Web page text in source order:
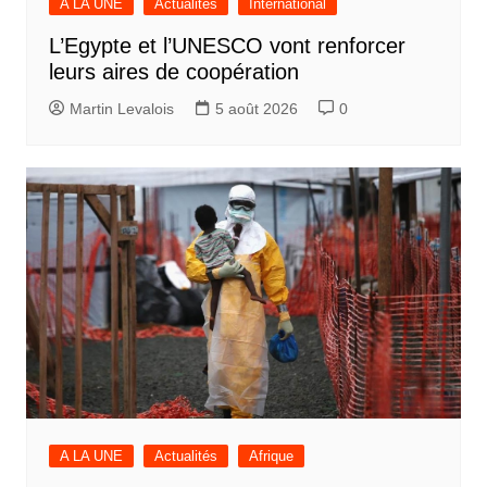
A LA UNE Actualités International
L’Egypte et l’UNESCO vont renforcer
leurs aires de coopération
Martin Levalois 5 août 2026 0
A LA UNE Actualités Afrique